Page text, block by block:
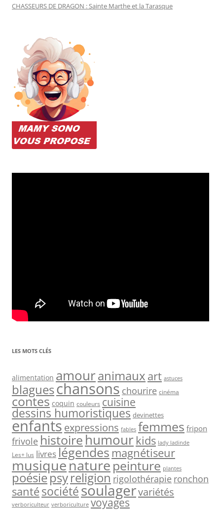
CHASSEURS DE DRAGON : Sainte Marthe et la Tarasque
LES MOTS CLÉS
alimentation amouranimaux art astuces
blagueschansons chourire cinéma
contes coquin couleurs cuisine
dessins humoristiques devinettes
enfantsexpressions fables femmes fripon
frivole histoire humour kids lady ladinde
Les+ lus livreslégendes magnétiseur
musiquenature peinture plantes
poésiepsyreligion rigolothérapie ronchon
santésociétésoulagervariétés
verboriculteur verboriculture voyages